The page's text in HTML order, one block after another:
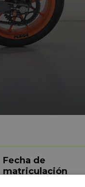
Fecha de
matriculación